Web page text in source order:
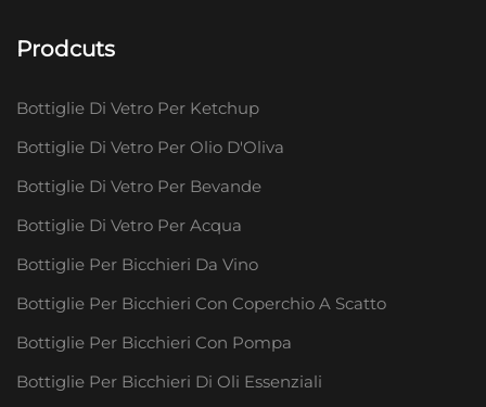
Prodcuts
Bottiglie Di Vetro Per Ketchup
Bottiglie Di Vetro Per Olio D'Oliva
Bottiglie Di Vetro Per Bevande
Bottiglie Di Vetro Per Acqua
Bottiglie Per Bicchieri Da Vino
Bottiglie Per Bicchieri Con Coperchio A Scatto
Bottiglie Per Bicchieri Con Pompa
Bottiglie Per Bicchieri Di Oli Essenziali